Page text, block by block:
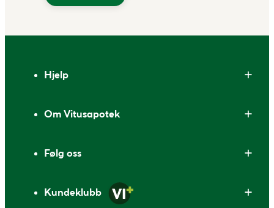
Hjelp
Om Vitusapotek
Følg oss
Kundeklubb